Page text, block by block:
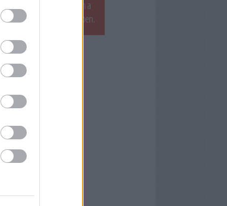
LÁTTUK LEGUTÓBB
by filmnaplo